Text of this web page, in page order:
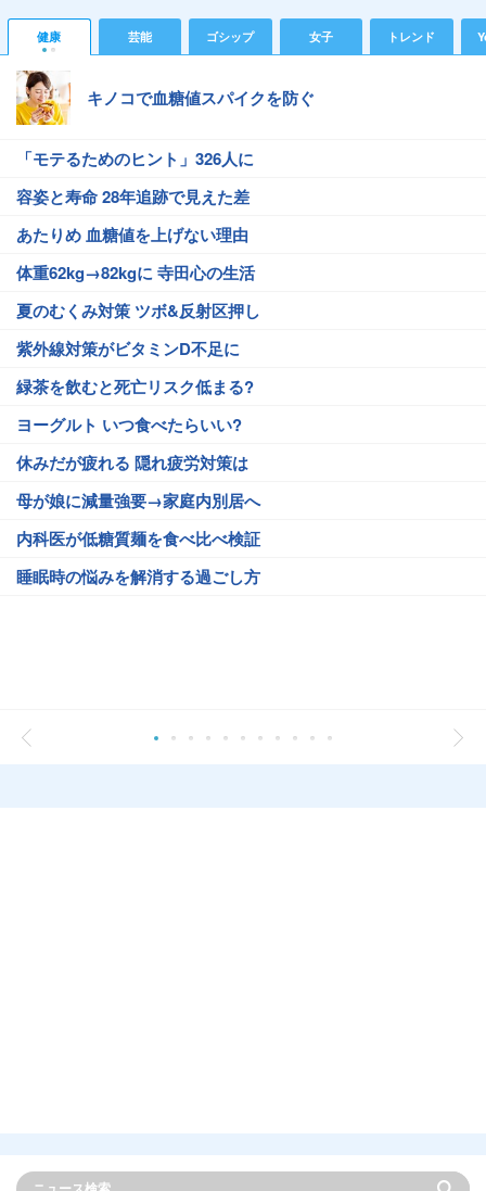
健康 芸能 ゴシップ 女子 トレンド
キノコで血糖値スパイクを防ぐ
「モテるためのヒント」326人に
容姿と寿命 28年追跡で見えた差
あたりめ 血糖値を上げない理由
体重62kg→82kgに 寺田心の生活
夏のむくみ対策 ツボ&反射区押し
紫外線対策がビタミンD不足に
緑茶を飲むと死亡リスク低まる?
ヨーグルト いつ食べたらいい?
休みだが疲れる 隠れ疲労対策は
母が娘に減量強要→家庭内別居へ
内科医が低糖質麺を食べ比べ検証
睡眠時の悩みを解消する過ごし方